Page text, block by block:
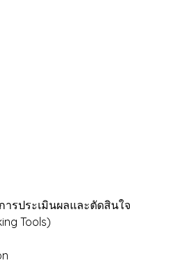
ารประเมินผลและตัดสินใจ
Tools)